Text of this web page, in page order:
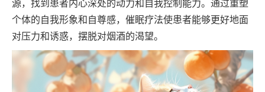
源，找到患者内心深处的动力和自我控制能力。通过重塑
个体的自我形象和自尊感，催眠疗法使患者能够更好地面
对压力和诱惑，摆脱对烟酒的渴望。